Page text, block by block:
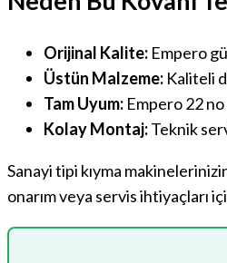
Orijinal Kalite: Empero
Üstün Malzeme: Kaliteli
Tam Uyum: Empero 22 no
Kolay Montaj:Teknik
Sanayi tipi kıyma
onarım veya servis ihtiyaçları